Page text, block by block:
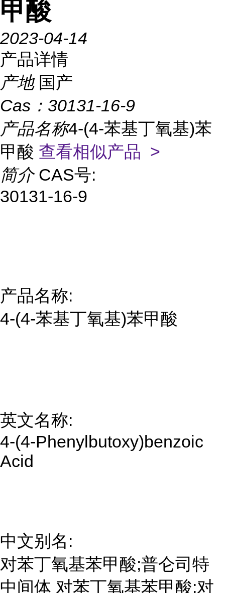
甲酸
2023-04-14
产品详情
产地 国产
Cas： 30131-16-9
产品名称4-(4-苯基丁氧基)苯
甲酸 查看相似产品 >
简介 CAS号:
30131-16-9
产品名称:
4-(4-苯基丁氧基)苯甲酸
英文名称:
4-(4-Phenylbutoxy)benzoic
Acid
中文别名:
对苯丁氧基苯甲酸;普仑司特
中间体 对苯丁氧基苯甲酸;对